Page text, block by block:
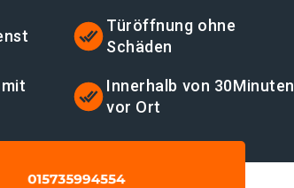
Türöffnung ohne
Schäden
Innerhalb von 30Minuten
vor Ort